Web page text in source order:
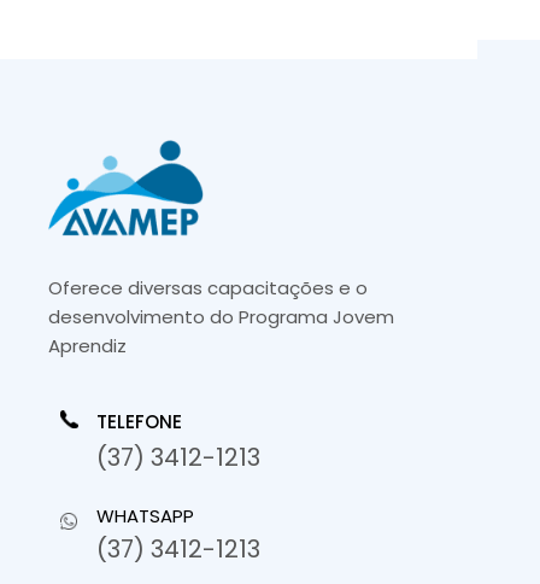
Oferece diversas capacitações e o
desenvolvimento do Programa Jovem
Aprendiz
TELEFONE
(37) 3412-1213
WHATSAPP
(37) 3412-1213